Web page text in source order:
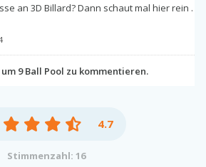
an 3D Billard? Dann schaut mal hier rein .
9 Ball Pool zu kommentieren.
4.7
Stimmenzahl: 16